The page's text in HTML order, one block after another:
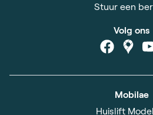
Stuur een
Volg ons
Mobilae
Huislift